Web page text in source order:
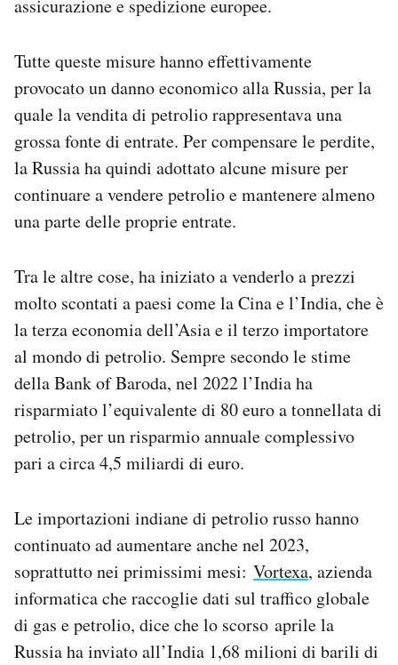
assicurazione e spedizione europee.
Tutte queste misure hanno effettivamente
provocato un danno economico alla Russia, per la
quale la vendita di petrolio rappresentava una
grossa fonte di entrate. Per compensare le perdite,
la Russia ha quindi adottato alcune misure per
continuare a vendere petrolio e mantenere almeno
una parte delle proprie entrate.
Tra le altre cose, ha iniziato a venderlo a prezzi
molto scontati a paesi come la Cina e l’India, che è
la terza economia dell’Asia e il terzo importatore
al mondo di petrolio. Sempre secondo le stime
della Bank of Baroda, nel 2022 l’India ha
risparmiato l’equivalente di 80 euro a tonnellata di
petrolio, per un risparmio annuale complessivo
pari a circa 4,5 miliardi di euro.
Le importazioni indiane di petrolio russo hanno
continuato ad aumentare anche nel 2023,
soprattutto nei primissimi mesi: Vortexa, azienda
informatica che raccoglie dati sul traffico globale
di gas e petrolio, dice che lo scorso aprile la
Russia ha inviato all’India 1,68 milioni di barili di